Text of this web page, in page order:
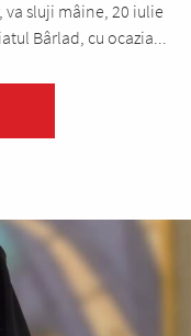
sluji mâine, 20 iulie
Bârlad, cu ocazia...